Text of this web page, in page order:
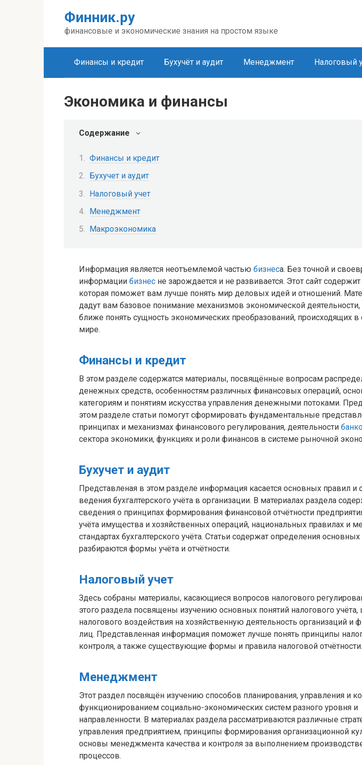
Финник.ру
финансовые и экономические знания на простом языке
Финансы и кредит Бухучёт и аудит Менеджмент Налоговый
Экономика и финансы
Содержание
Финансы и кредит
Бухучет и аудит
Налоговый учет
Менеджмент
Макроэкономика
Информация является неотъемлемой частью бизнеса. Без точной и
информации бизнес не зарождается и не развивается. Этот сайт
которая поможет вам лучше понять мир деловых идей и отношений.
дадут вам базовое понимание механизмов экономической деятельности,
ближе понять сущность экономических преобразований, происходящих
мире.
Финансы и кредит
В этом разделе содержатся материалы, посвящённые вопросам
денежных средств, особенностям различных финансовых операций,
категориям и понятиям искусства управления денежными потоками.
этом разделе статьи помогут сформировать фундаментальные
принципах и механизмах финансового регулирования, деятельности
сектора экономики, функциях и роли финансов в системе рыночной
Бухучет и аудит
Представленая в этом разделе информация касается основных правил и
ведения бухгалтерского учёта в организации. В материалах раздела
сведения о принципах формирования финансовой отчётности
учёта имущества и хозяйственных операций, национальных правилах и
стандартах бухгалтерского учёта. Статьи содержат определения основных
разбираются формы учёта и отчётности.
Налоговый учет
Здесь собраны материалы, касающиеся вопросов налогового
этого раздела посвящены изучению основных понятий налогового учёта,
налогового воздействия на хозяйственную деятельность организаций и
лиц. Представленная информация поможет лучше понять принципы
контроля, а также существующие формы и правила налоговой отчётности.
Менеджмент
Этот раздел посвящён изучению способов планирования, управления и
функционированием социально-экономических систем разного уровня и
направленности. В материалах раздела рассматриваются различные
управления предприятием, принципы формирования организационной
основы менеджмента качества и контроля за выполнением
процессов.